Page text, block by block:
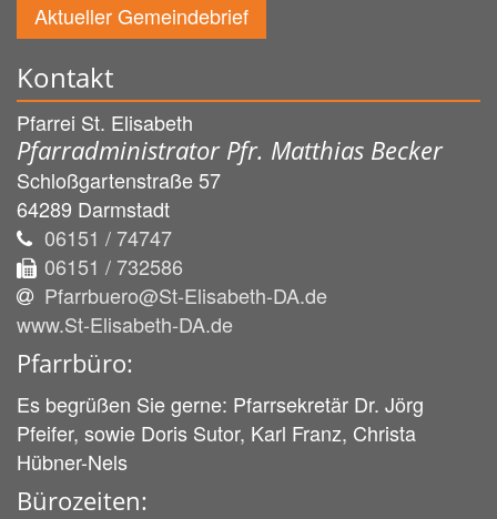
Aktueller Gemeindebrief
Kontakt
Pfarrei St. Elisabeth
Pfarradministrator Pfr. Matthias Becker
Schloßgartenstraße 57
64289 Darmstadt
06151 / 74747
06151 / 732586
Pfarrbuero@St-Elisabeth-DA.de
www.St-Elisabeth-DA.de
Pfarrbüro:
Es begrüßen Sie gerne: Pfarrsekretär Dr. Jörg
Pfeifer, sowie Doris Sutor, Karl Franz, Christa
Hübner-Nels
Bürozeiten: